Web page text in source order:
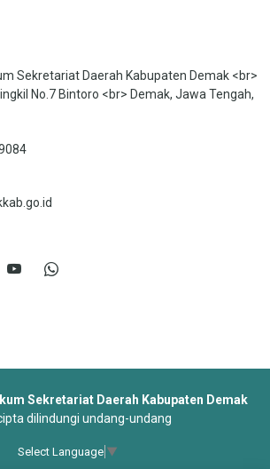
Sekretariat Daerah Kabupaten Demak <br>
No.7 Bintoro <br> Demak, Jawa Tengah,
Sekretariat Daerah Kabupaten Demak
dilindungi undang-undang
Select Language ▼